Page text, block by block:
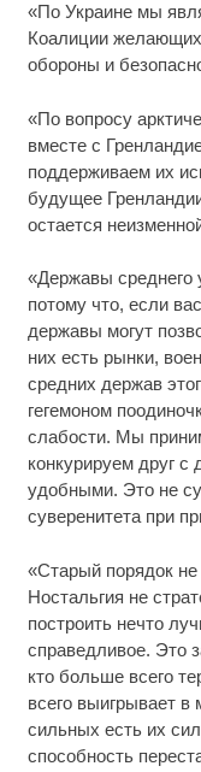
«По Украине мы
Коалиции
обороны и
«По вопросу
вместе с
поддерживаем их
будущее
остается
«Державы среднего
потому что, если
державы могут
них есть рынки,
средних держав
гегемоном
слабости. Мы
конкурируем друг с
удобными. Это не
суверенитета при
«Старый порядок не
Ностальгия не
построить нечто
справедливое. Это
кто больше всего
всего выигрывает в
сильных есть их
способность